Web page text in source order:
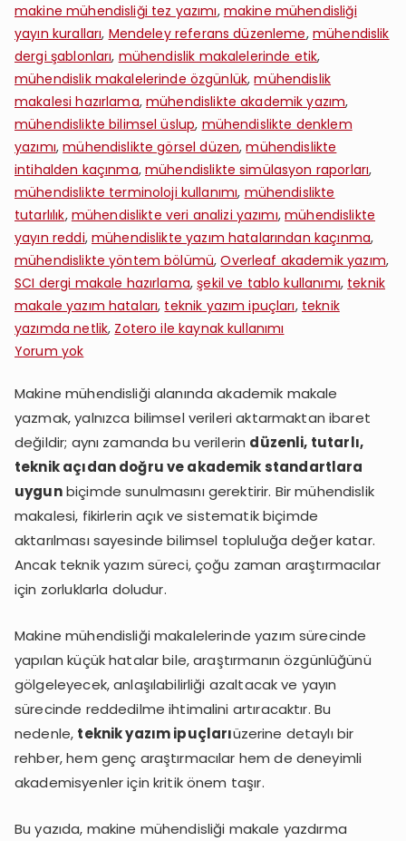
makine mühendisliği tez yazımı, makine mühendisliği
yayın kuralları, Mendeley referans düzenleme, mühendislik
dergi şablonları, mühendislik makalelerinde etik,
mühendislik makalelerinde özgünlük,mühendislik
makalesi hazırlama,mühendislikte akademik yazım,
mühendislikte bilimsel üslup, mühendislikte denklem
yazımı,mühendislikte görsel düzen,mühendislikte
intihalden kaçınma,mühendislikte simülasyon raporları,
mühendislikte terminoloji kullanımı, mühendislikte
tutarlılık, mühendislikte veri analizi yazımı,mühendislikte
yayın reddi, mühendislikte yazım hatalarından kaçınma,
mühendislikte yöntem bölümü,Overleaf akademik yazım,
SCI dergi makale hazırlama,şekil ve tablo kullanımı, teknik
makale yazım hataları, teknik yazım ipuçları, teknik
yazımda netlik, Zotero ile kaynak kullanımı
Yorum yokMakine
Makale
Yazdırma
İçin
Teknik
Yazım
İpuçları
Makine mühendisliği alanında akademik makale
yazmak, yalnızca bilimsel verileri aktarmaktan ibaret
değildir; aynı zamanda bu verilerin düzenli, tutarlı,
teknik açıdan doğru ve akademik standartlara
uygunbiçimde sunulmasını gerektirir. Bir mühendislik
makalesi, fikirlerin açık ve sistematik biçimde
aktarılması sayesinde bilimsel topluluğa değer katar.
Ancak teknik yazım süreci, çoğu zaman araştırmacılar
için zorluklarla doludur.
Makine mühendisliği makalelerinde yazım sürecinde
yapılan küçük hatalar bile, araştırmanın özgünlüğünü
gölgeleyecek, anlaşılabilirliği azaltacak ve yayın
sürecinde reddedilme ihtimalini artıracaktır. Bu
nedenle, teknik yazım ipuçlarıüzerine detaylı bir
rehber, hem genç araştırmacılar hem de deneyimli
akademisyenler için kritik önem taşır.
Bu yazıda, makine mühendisliği makale yazdırma